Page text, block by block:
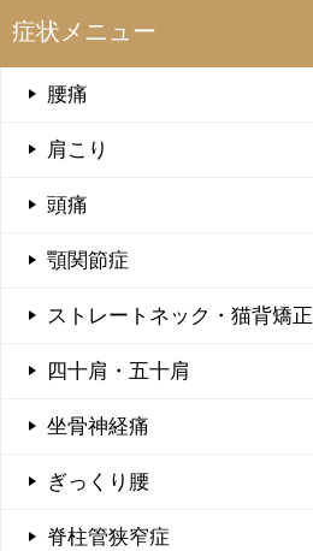
症状メニュー
腰痛
肩こり
頭痛
顎関節症
ストレートネック・猫背矯正
四十肩・五十肩
坐骨神経痛
ぎっくり腰
脊柱管狭窄症